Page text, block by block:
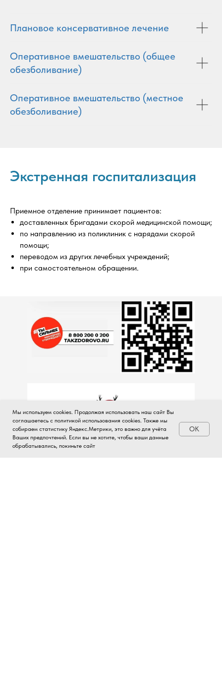
Плановое консервативное лечение
Оперативное вмешательство (общее
обезболивание)
Оперативное вмешательство (местное
обезболивание)
Экстренная госпитализация
Приемное отделение принимает пациентов:
доставленных бригадами скорой медицинской помощи;
по направлению из поликлиник с нарядами скорой
помощи;
переводом из других лечебных учреждений;
при самостоятельном обращении.
Запись на приём
Мы используем cookies. Продолжая использовать наш сайт Вы
соглашаетесь с политикой использования cookies. Также мы
собираем статистику Яндекс.Метрики, это важно для учёта
Ваших предпочтений. Если вы не хотите, чтобы ваши данные
обрабатывались, покиньте сайт
OK